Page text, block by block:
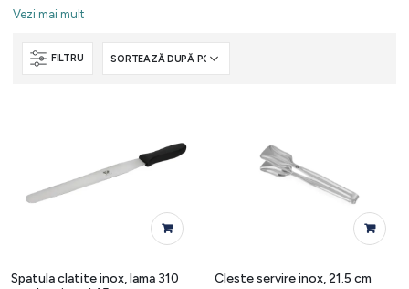
Vezi mai mult
FILTRU
Spatula clatite inox, lama 310
Cleste servire inox, 21.5 cm